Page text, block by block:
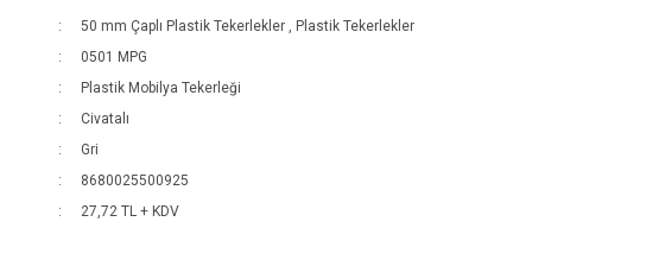
50 mm Çaplı Plastik Tekerlekler , Plastik Tekerlekler
0501 MPG
Plastik Mobilya Tekerleği
Civatalı
Gri
8680025500925
27,72 TL + KDV